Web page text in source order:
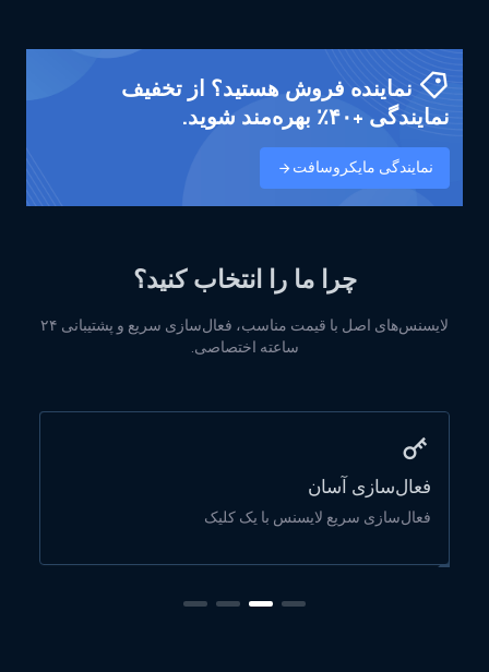
نماینده فروش هستید؟ از تخفیف
نمایندگی +۴۰٪ بهره‌مند شوید.
نمایندگی مایکروسافت
چرا ما را انتخاب کنید؟
لایسنس‌های اصل با قیمت مناسب، فعال‌سازی سریع و پشتیبانی ۲۴
ساعته اختصاصی.
فعال‌سازی آسان
فعال‌سازی سریع لایسنس با یک کلیک